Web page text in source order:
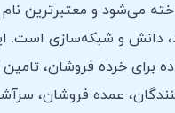
می‌شود و معتبرترین نام
دانش و شبکه‌سازی است.
برای خرده فروشان،
عمده فروشان،